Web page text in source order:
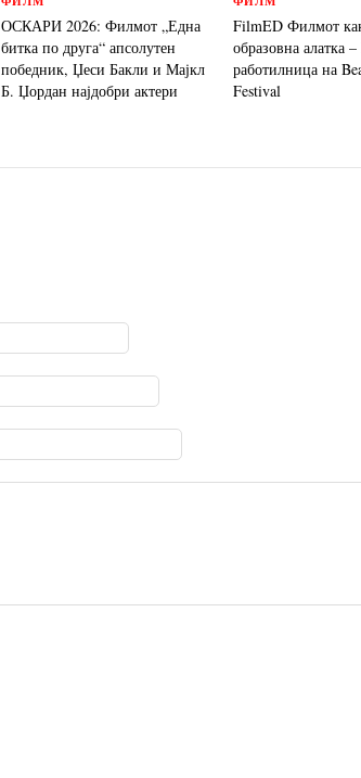
ОСКАРИ 2026: Филмот „Една
битка по друга“ апсолутен
победник, Џеси Бакли и Мајкл
Б. Џордан најдобри актери
FilmED Филмот
образовна алатка
работилница на
Festival